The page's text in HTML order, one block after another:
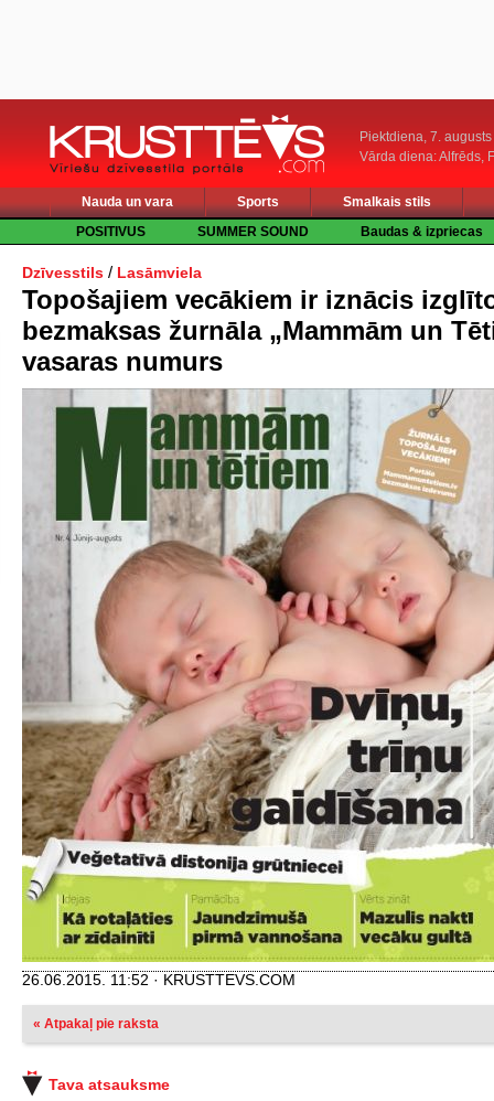
Piektdiena, 7. augusts
Vārda diena: Alfrēds,
Nauda un vara Sports
Smalkais stils
POSITIVUS
SUMMER SOUND Baudas & izpriecas
Dzīvesstils / Lasāmviela
Topošajiem vecākiem ir iznācis
bezmaksas žurnāla „Mammām un
vasaras numurs
26.06.2015. 11:52 · KRUSTTEVS.COM
« Atpakaļ pie raksta
Tava atsauksme